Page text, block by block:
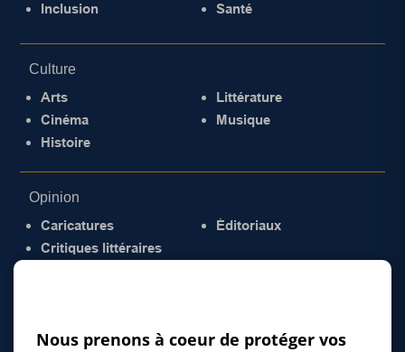
Inclusion
Santé
Culture
Arts
Cinéma
Histoire
Littérature
Musique
Opinion
Caricatures
Critiques littéraires
Éditoriaux
Nous prenons à coeur de protéger vos